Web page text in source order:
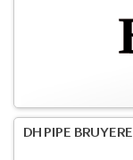
DH PIPE